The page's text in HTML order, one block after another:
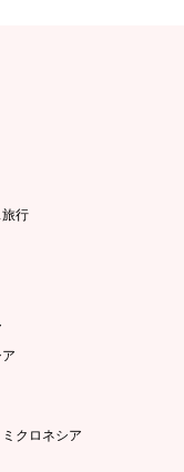
行
クロネシア